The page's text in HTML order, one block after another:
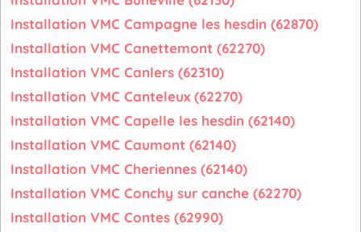
Installation VMC Campagne les hesdin (62870)
Installation VMC Canettemont (62270)
Installation VMC Canlers (62310)
Installation VMC Canteleux (62270)
Installation VMC Capelle les hesdin (62140)
Installation VMC Caumont (62140)
Installation VMC Cheriennes (62140)
Installation VMC Conchy sur canche (62270)
Installation VMC Contes (62990)